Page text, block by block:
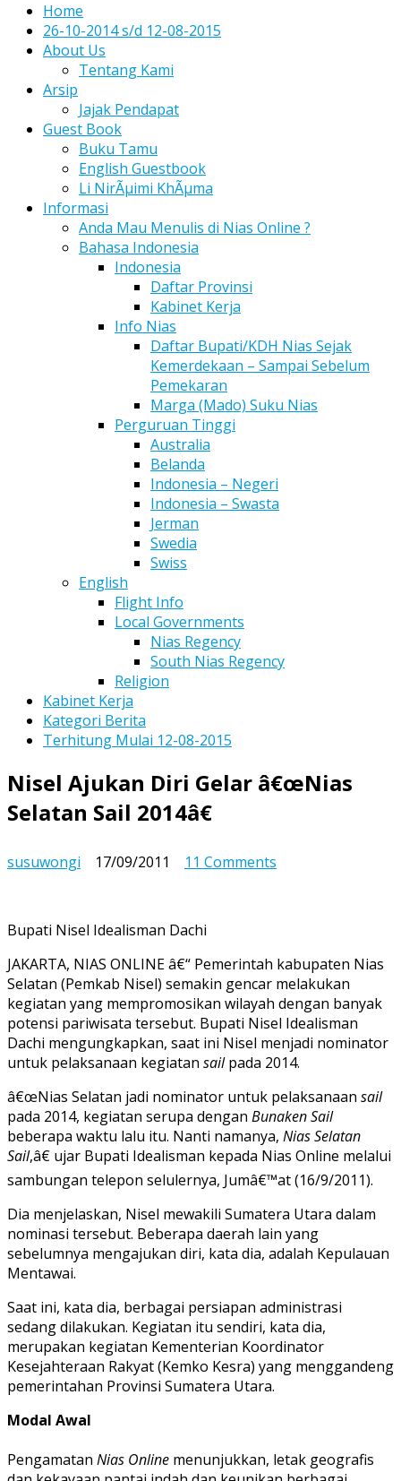
Home
26-10-2014 s/d 12-08-2015
About Us
Tentang Kami
Arsip
Jajak Pendapat
Guest Book
Buku Tamu
English Guestbook
Li NirÃµimi KhÃµma
Informasi
Anda Mau Menulis di Nias Online ?
Bahasa Indonesia
Indonesia
Daftar Provinsi
Kabinet Kerja
Info Nias
Daftar Bupati/KDH Nias Sejak
Kemerdekaan – Sampai Sebelum
Pemekaran
Marga (Mado) Suku Nias
Perguruan Tinggi
Australia
Belanda
Indonesia – Negeri
Indonesia – Swasta
Jerman
Swedia
Swiss
English
Flight Info
Local Governments
Nias Regency
South Nias Regency
Religion
Kabinet Kerja
Kategori Berita
Terhitung Mulai 12-08-2015
Nisel Ajukan Diri Gelar â€œNias
Selatan Sail 2014â€
susuwongi 17/09/2011 11 Comments
â€œNias
Selatan
Sail
2014â€
Bupati Nisel Idealisman Dachi
JAKARTA, NIAS ONLINE â€“ Pemerintah kabupaten Nias
Selatan (Pemkab Nisel) semakin gencar melakukan
kegiatan yang mempromosikan wilayah dengan banyak
potensi pariwisata tersebut. Bupati Nisel Idealisman
Dachi mengungkapkan, saat ini Nisel menjadi nominator
untuk pelaksanaan kegiatan sailpada 2014.
â€œNias Selatan jadi nominator untuk pelaksanaan sail
pada 2014, kegiatan serupa dengan Bunaken Sail
beberapa waktu lalu itu. Nanti namanya, Nias Selatan
Sail,â€ ujar Bupati Idealisman kepada Nias Online melalui
sambungan telepon selulernya, Jumâ€™at (16/9/2011).
Dia menjelaskan, Nisel mewakili Sumatera Utara dalam
nominasi tersebut. Beberapa daerah lain yang
sebelumnya mengajukan diri, kata dia, adalah Kepulauan
Mentawai.
Saat ini, kata dia, berbagai persiapan administrasi
sedang dilakukan. Kegiatan itu sendiri, kata dia,
merupakan kegiatan Kementerian Koordinator
Kesejahteraan Rakyat (Kemko Kesra) yang menggandeng
pemerintahan Provinsi Sumatera Utara.
Modal Awal
Pengamatan Nias Online menunjukkan, letak geografis